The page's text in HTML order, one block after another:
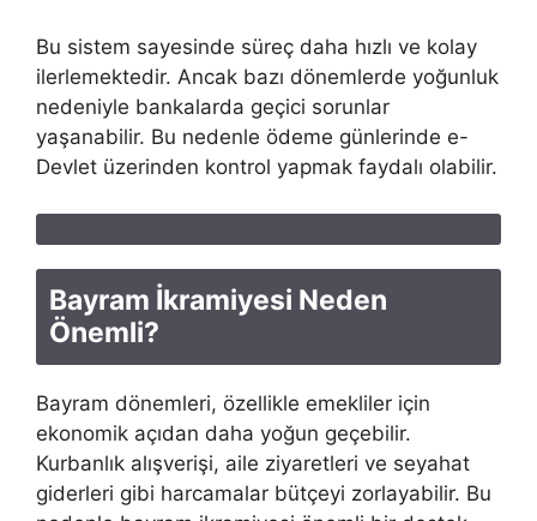
Bu sistem sayesinde süreç daha hızlı ve kolay
ilerlemektedir. Ancak bazı dönemlerde yoğunluk
nedeniyle bankalarda geçici sorunlar
yaşanabilir. Bu nedenle ödeme günlerinde e-
Devlet üzerinden kontrol yapmak faydalı olabilir.
Bayram İkramiyesi Neden
Önemli?
Bayram dönemleri, özellikle emekliler için
ekonomik açıdan daha yoğun geçebilir.
Kurbanlık alışverişi, aile ziyaretleri ve seyahat
giderleri gibi harcamalar bütçeyi zorlayabilir. Bu